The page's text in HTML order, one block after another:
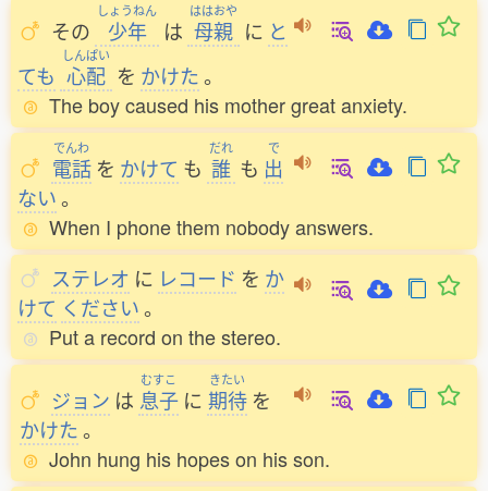
その
しょうねん
少年 は
ははおや
母親 に と
ても
しんぱい
心配 を かけた。
The boy caused his mother great anxiety.
でんわ
電話 を かけて も
だれ
誰 も
で
出
ない。
When I phone them nobody answers.
ステレオ に レコード を か
けて ください。
Put a record on the stereo.
ジョン は
むすこ
息子 に
きたい
期待 を
かけた。
John hung his hopes on his son.